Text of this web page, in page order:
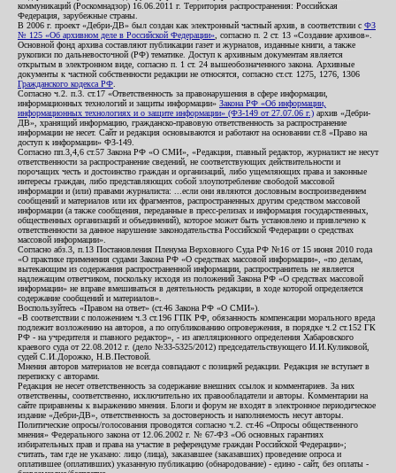
коммуникаций (Роскомнадзор) 16.06.2011 г. Территория распространения: Российская
Федерация, зарубежные страны.
В 2006 г. проект «Дебри-ДВ» был создан как электронный частный архив, в соответствии с ФЗ
№ 125 «Об архивном деле в Российской Федерации» , согласно п. 2 ст. 13 «Создание архивов».
Основной фонд архива составляют публикации газет и журналов, изданные книги, а также
рукописи по дальневосточной (РФ) тематике. Доступ к архивным документам является
открытым в электронном виде, согласно п. 1 ст. 24 вышеобозначенного закона. Архивные
документы к частной собственности редакции не относятся, согласно ст.ст. 1275, 1276, 1306
Гражданского кодекса РФ
Согласно ч.2. п.3. ст.17 «Ответственность за правонарушения в сфере информации,
информационных технологий и защиты информации» Закона РФ «Об информации,
информационных технологиях и о защите информации» (ФЗ-149 от 27.07.06 г.) архив «Дебри-
ДВ», хранящий информацию, гражданско-правовую ответственность за распространение
информации не несет. Сайт и редакция основываются и работают на основании ст.8 «Право на
доступ к информации» ФЗ-149.
Согласно пп.3,4,6 ст.57 Закона РФ «О СМИ», «Редакция, главный редактор, журналист не несут
ответственности за распространение сведений, не соответствующих действительности и
порочащих честь и достоинство граждан и организаций, либо ущемляющих права и законные
интересы граждан, либо представляющих собой злоупотребление свободой массовой
информации и (или) правами журналиста: ...если они являются дословным воспроизведением
сообщений и материалов или их фрагментов, распространенных другим средством массовой
информации (а также сообщения, переданные в пресс-релизах и информация государственных,
общественных организаций и объединений), которое может быть установлено и привлечено к
ответственности за данное нарушение законодательства Российской Федерации о средствах
массовой информации».
Согласно абз.3, п.13 Постановления Пленума Верховного Суда РФ №16 от 15 июня 2010 года
«О практике применения судами Закона РФ «О средствах массовой информации», «по делам,
вытекающим из содержания распространенной информации, распространитель не является
надлежащим ответчиком, поскольку исходя из положений Закона РФ «О средствах массовой
информации» не вправе вмешиваться в деятельность редакции, в ходе которой определяется
содержание сообщений и материалов».
Воспользуйтесь «Правом на ответ» (ст.46 Закона РФ «О СМИ»).
«В соответствии с положением ч.3 ст.196 ГПК РФ, обязанность компенсации морального вреда
подлежит возложению на авторов, а по опубликованию опровержения, в порядке ч.2 ст.152 ГК
РФ - на учредителя и главного редактор», - из апелляционного определения Хабаровского
краевого суда от 22.08.2012 г. (дело №33-5325/2012) председательствующего И.И.Куликовой,
судей С.И.Дорожко, Н.В.Пестовой.
Мнения авторов материалов не всегда совпадают с позицией редакции. Редакция не вступает в
переписку с авторами.
Редакция не несет ответственность за содержание внешних ссылок и комментариев. За них
ответственны, соответственно, исключительно их правообладатели и авторы. Комментарии на
сайте приравнены к выражению мнения. Блоги и форум не входят в электронное периодическое
издание «Дебри-ДВ», ответственность за достоверность и наполняемость несут авторы.
Политические опросы/голосования проводятся согласно ч.2. ст.46 «Опросы общественного
мнения» Федерального закона от 12.06.2002 г. № 67-ФЗ «Об основных гарантиях
избирательных прав и права на участие в референдуме граждан Российской Федерации»;
считать, там где не указано: лицо (лица), заказавшее (заказавших) проведение опроса и
оплатившее (оплативших) указанную публикацию (обнародование) - едино - сайт, без оплаты -